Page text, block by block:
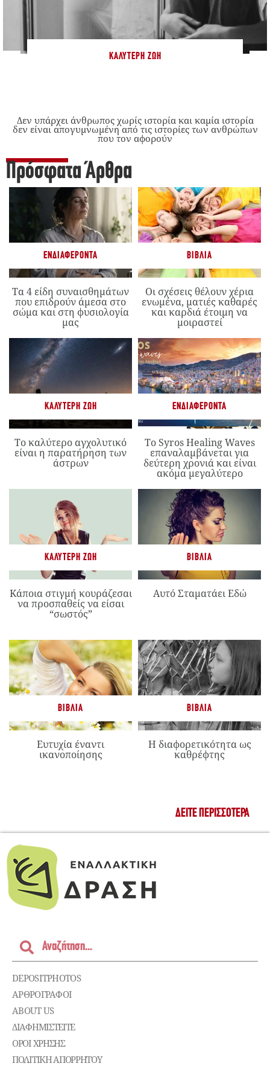
ΚΑΛΎΤΕΡΗ ΖΩΉ
Δεν υπάρχει άνθρωπος χωρίς ιστορία και καμία ιστορία
δεν είναι απογυμνωμένη από τις ιστορίες των ανθρώπων
που τον αφορούν
Πρόσφατα Άρθρα
ΕΝΔΙΑΦΈΡΟΝΤΑ
Τα 4 είδη συναισθημάτων
που επιδρούν άμεσα στο
σώμα και στη φυσιολογία
μας
ΒΙΒΛΊΑ
Οι σχέσεις θέλουν χέρια
ενωμένα, ματιές καθαρές
και καρδιά έτοιμη να
μοιραστεί
ΚΑΛΎΤΕΡΗ ΖΩΉ
Το καλύτερο αγχολυτικό
είναι η παρατήρηση των
άστρων
ΕΝΔΙΑΦΈΡΟΝΤΑ
Το Syros Healing Waves
επαναλαμβάνεται για
δεύτερη χρονιά και είναι
ακόμα μεγαλύτερο
ΚΑΛΎΤΕΡΗ ΖΩΉ
Κάποια στιγμή κουράζεσαι
να προσπαθείς να είσαι
“σωστός”
ΒΙΒΛΊΑ
Αυτό Σταματάει Εδώ
ΒΙΒΛΊΑ
Ευτυχία έναντι
ικανοποίησης
ΒΙΒΛΊΑ
Η διαφορετικότητα ως
καθρέφτης
ΔΕΊΤΕ ΠΕΡΙΣΣΌΤΕΡΑ
DEPOSITPHOTOS
ΑΡΘΡΟΓΡΑΦΟΙ
ABOUT US
ΔΙΑΦΗΜΙΣΤΕΊΤΕ
ΌΡΟΙ ΧΡΉΣΗΣ
ΠΟΛΙΤΙΚΉ ΑΠΟΡΡΉΤΟΥ